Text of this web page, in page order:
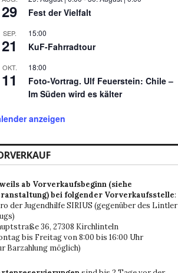
29 Fest der Vielfalt
SEP.
21
15:00
KuF-Fahrradtour
OKT.
11
18:00
Foto-Vortrag. Ulf Feuerstein: Chile –
Im Süden wird es kälter
anzeigen
ab Vorverkaufsbeginn (siehe
bei folgender Vorverkaufsstelle:
der Jugendhilfe SIRIUS (gegenüber des Lintler
36, 27308 Kirchlinteln
bis Freitag von 8:00 bis 16:00 Uhr
Barzahlung möglich)